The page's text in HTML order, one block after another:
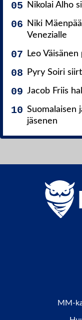
Nikolai Alho
Niki
Venezialle
Leo
Pyry Soiri
Jacob Friis
Suomalaisen
jäsenen
MM-